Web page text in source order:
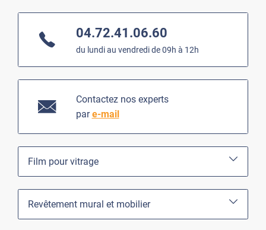
04.72.41.06.60
du lundi au vendredi de 09h à 12h
Contactez nos experts
pare-mail
Film pour vitrage
Revêtement mural et mobilier